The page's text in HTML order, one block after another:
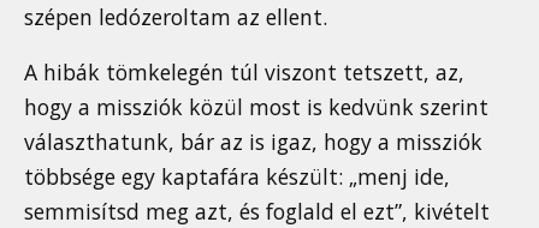
szépen ledózeroltam az ellent.
A hibák tömkelegén túl viszont tetszett, az,
hogy a missziók közül most is kedvünk szerint
választhatunk, bár az is igaz, hogy a missziók
többsége egy kaptafára készült: „menj ide,
semmisítsd meg azt, és foglald el ezt”, kivételt